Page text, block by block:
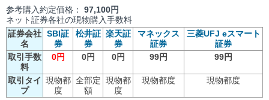
参考購入約定価格： 97,100円
ネット証券各社の現物購入手数料
証券会社
名
SBI証
券
松井証
券
楽天証
券
マネックス
証券
三菱UFJ eスマート
証券
取引手数
料
0円 0円 0円 99円 99円
取引タイ
プ
現物都
度
全部定
額
現物都
度
現物都度 現物都度